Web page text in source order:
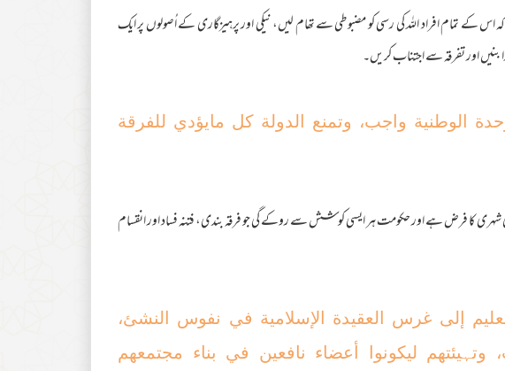
کے تمام افراد اللہ کی رسی کو مضبوطی سے تھام لیں، نیکی اور پرہیزگاری کے اُصولوں پر ایک
اور تفرقہ سے اجتناب کریں۔
الوطنیة واجب، وتمنع الدولة کل مایؤدي للفرقة
شہری کا فرض ہے اور حکومت ہر ایسی کوشش سے روکے گی جو فرقہ بندی، فتنہ فساد اور انقسام
إلی غرس العقیدة الإسلامیة في نفوس النشئ،
وتہیئتھم لیکونوا أعضاء نافعین في بناء مجتمعھم